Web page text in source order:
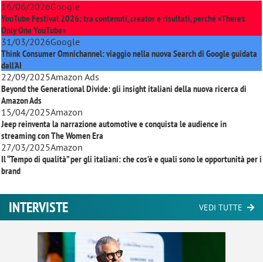
16/06/2026Google
YouTube Festival 2026: tra contenuti, creator e risultati, perché «There’s
Only One YouTube»
31/03/2026Google
Think Consumer Omnichannel: viaggio nella nuova Search di Google guidata
dall'AI
22/09/2025Amazon Ads
Beyond the Generational Divide: gli insight italiani della nuova ricerca di
Amazon Ads
15/04/2025Amazon
Jeep reinventa la narrazione automotive e conquista le audience in
streaming conThe Women Era
27/03/2025Amazon
Il “Tempo di qualità” per gli italiani: che cos’è e quali sono le opportunità per i
brand
INTERVISTE VEDI TUTTE